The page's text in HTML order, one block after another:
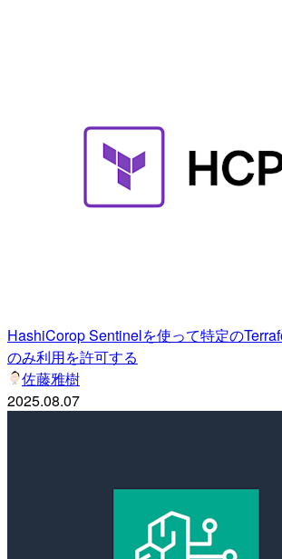
HashiCorop Sentinelを使って特定の
のみ利用を許可する
佐藤雅樹
2025.08.07